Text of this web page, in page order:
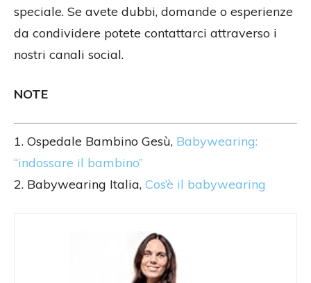
speciale. Se avete dubbi, domande o esperienze
da condividere potete contattarci attraverso i
nostri canali social.
NOTE
1. Ospedale Bambino Gesù, Babywearing:
“indossare il bambino”
2. Babywearing Italia, Cos’è il babywearing